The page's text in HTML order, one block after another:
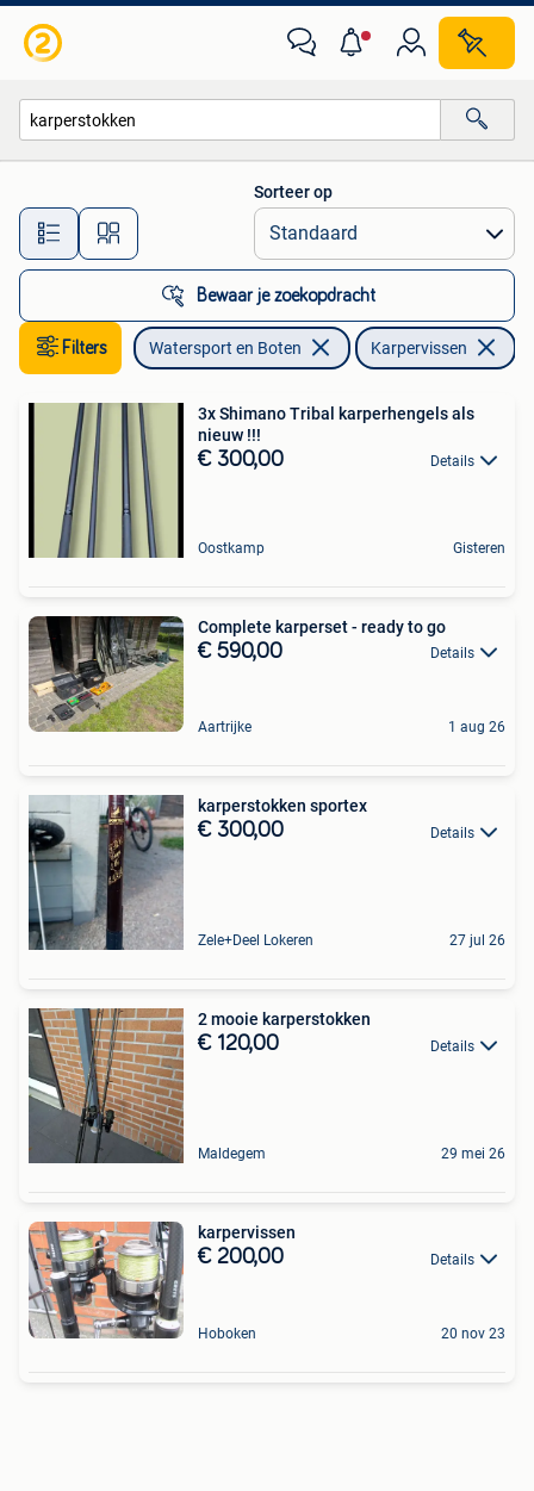
Alle afstanden…
Sorteer op
Bewaar je zoekopdracht
Filters Watersport en Boten Karpervissen
3x Shimano Tribal karperhengels als
nieuw !!!
€ 300,00 Details
Oostkamp Gisteren
Complete karperset - ready to go
€ 590,00 Details
Aartrijke 1 aug 26
karperstokken sportex
€ 300,00 Details
Zele+Deel Lokeren 27 jul 26
2 mooie karperstokken
€ 120,00 Details
Maldegem 29 mei 26
karpervissen
€ 200,00 Details
Hoboken 20 nov 23